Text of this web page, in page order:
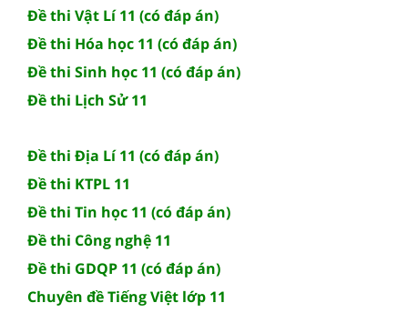
Đề thi Vật Lí 11 (có đáp án)
Đề thi Hóa học 11 (có đáp án)
Đề thi Sinh học 11 (có đáp án)
Đề thi Lịch Sử 11
Đề thi Địa Lí 11 (có đáp án)
Đề thi KTPL 11
Đề thi Tin học 11 (có đáp án)
Đề thi Công nghệ 11
Đề thi GDQP 11 (có đáp án)
Chuyên đề Tiếng Việt lớp 11